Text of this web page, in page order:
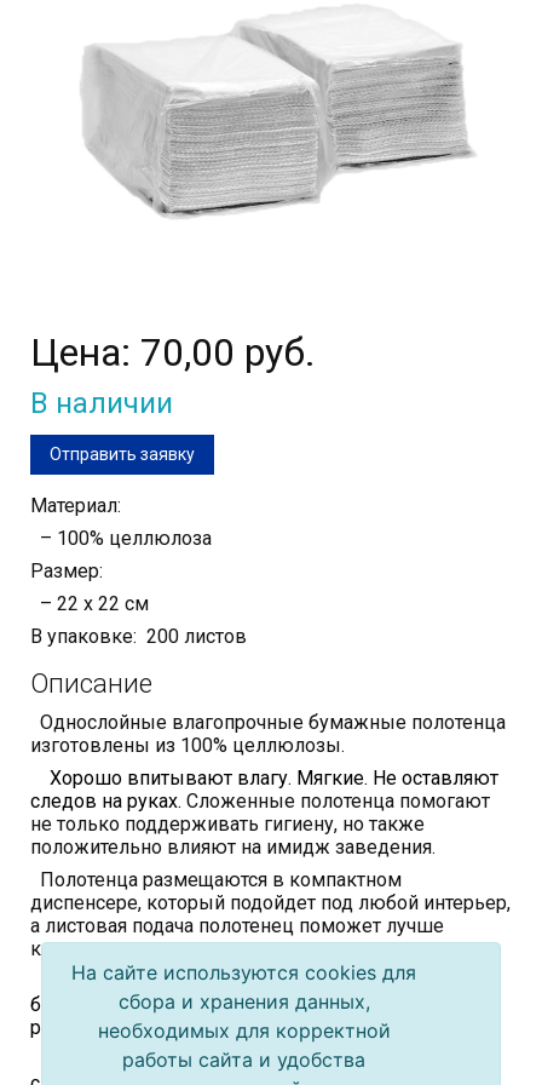
Цена: 70,00 руб.
В наличии
Отправить заявку
Материал:
– 100% целлюлоза
Размер:
– 22 х 22 см
В упаковке: 200 листов
Описание
Однослойные влагопрочные бумажные полотенца
изготовлены из 100% целлюлозы.
Хорошо впитывают влагу. Мягкие. Не оставляют
следов на руках. Сложенные полотенца помогают
не только поддерживать гигиену, но также
положительно влияют на имидж заведения.
Полотенца размещаются в компактном
диспенсере, который подойдет под любой интерьер,
а листовая подача полотенец поможет лучше
контролировать расход.
Широко используются в общественных местах с
большой проходимостью людей: в кафе,
ресторанах, гостиницах, торговых центрах, офисах.
Использование бумажных полотенец позволяет
На сайте используются cookies для
сбора и хранения данных,
необходимых для корректной
работы сайта и удобства